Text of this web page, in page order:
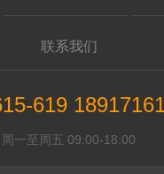
联系我们
619
周一至周五 09:00-18:00